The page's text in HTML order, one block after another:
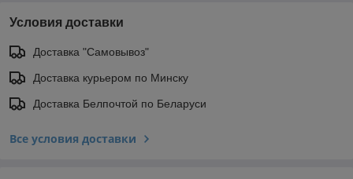
Условия доставки
Доставка "Самовывоз"
Доставка курьером по Минску
Доставка Белпочтой по Беларуси
Все условия доставки